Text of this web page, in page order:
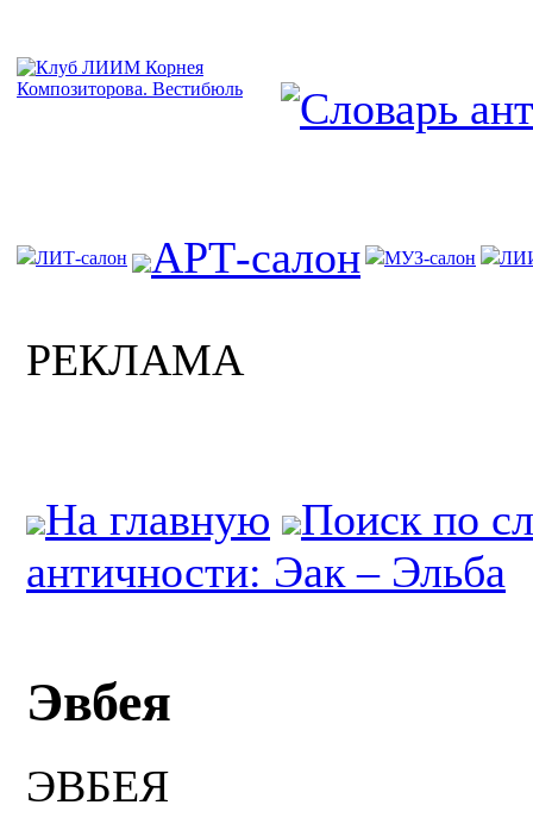
ЛИТ-салон АРТ-салон МУЗ-салон
РЕКЛАМА
На главную
Поиск по
античности: Эак – Эльба
Эвбея
ЭВБЕЯ